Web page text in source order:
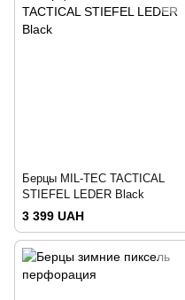
Берцы MIL-TEC TACTICAL
STIEFEL LEDER Black
3 399 UAH